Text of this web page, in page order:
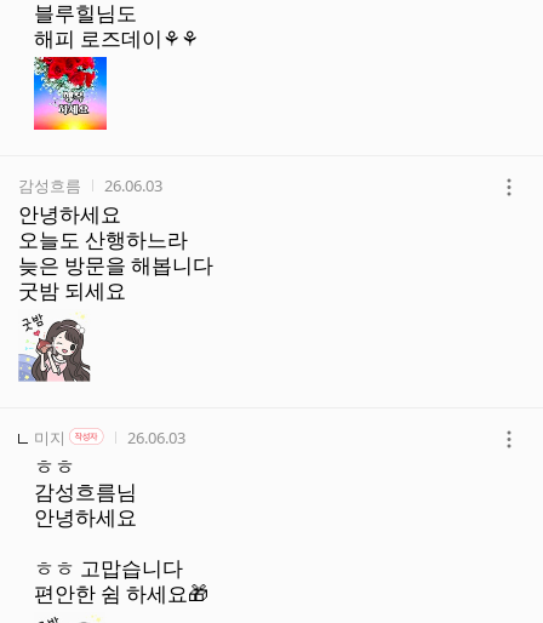
블루힐님도
해피 로즈데이⚘️⚘️
작성자
감성흐름 작성시간
26.06.03
안녕하세요
오늘도 산행하느라
늦은 방문을 해봅니다
굿밤 되세요
작성자
미지 작성자 본인 여부
작성자 작성시간
26.06.03
ㅎㅎ
감성흐름님
안녕하세요
ㅎㅎ 고맙습니다
편안한 쉼 하세요🎁